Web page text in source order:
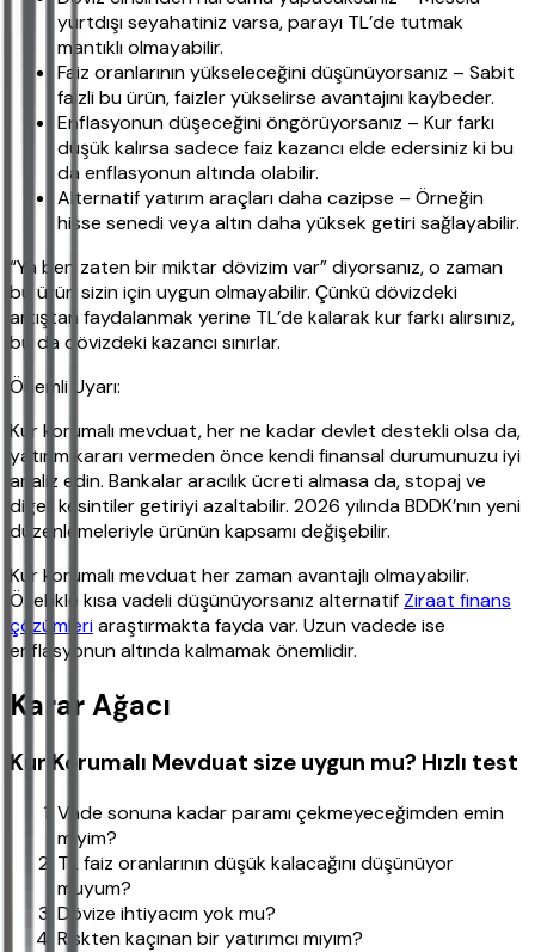
yurtdışı seyahatiniz varsa, parayı TL’de tutmak
mantıklı olmayabilir.
Faiz oranlarının yükseleceğini düşünüyorsanız – Sabit
faizli bu ürün, faizler yükselirse avantajını kaybeder.
Enflasyonun düşeceğini öngörüyorsanız – Kur farkı
düşük kalırsa sadece faiz kazancı elde edersiniz ki bu
da enflasyonun altında olabilir.
Alternatif yatırım araçları daha cazipse – Örneğin
hisse senedi veya altın daha yüksek getiri sağlayabilir.
“Ya ben zaten bir miktar dövizim var” diyorsanız, o zaman
bu ürün sizin için uygun olmayabilir. Çünkü dövizdeki
artıştan faydalanmak yerine TL’de kalarak kur farkı alırsınız,
bu da dövizdeki kazancı sınırlar.
Önemli Uyarı:
Kur korumalı mevduat, her ne kadar devlet destekli olsa da,
yatırım kararı vermeden önce kendi finansal durumunuzu iyi
analiz edin. Bankalar aracılık ücreti almasa da, stopaj ve
diğer kesintiler getiriyi azaltabilir. 2026 yılında BDDK’nın yeni
düzenlemeleriyle ürünün kapsamı değişebilir.
Kur korumalı mevduat her zaman avantajlı olmayabilir.
Özellikle kısa vadeli düşünüyorsanız alternatif Ziraat finans
çözümleriaraştırmakta fayda var. Uzun vadede ise
enflasyonun altında kalmamak önemlidir.
Karar Ağacı
Kur Korumalı Mevduat size uygun mu? Hızlı test
Vade sonuna kadar paramı çekmeyeceğimden emin
miyim?
TL faiz oranlarının düşük kalacağını düşünüyor
muyum?
Dövize ihtiyacım yok mu?
Riskten kaçınan bir yatırımcı mıyım?